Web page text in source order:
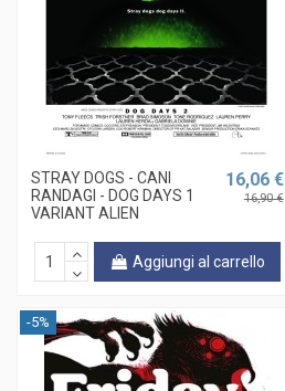
STRAY DOGS - CANI
RANDAGI - DOG DAYS 1
VARIANT ALIEN
16,06 €
16,90 €
Aggiungi al carrello
-5%